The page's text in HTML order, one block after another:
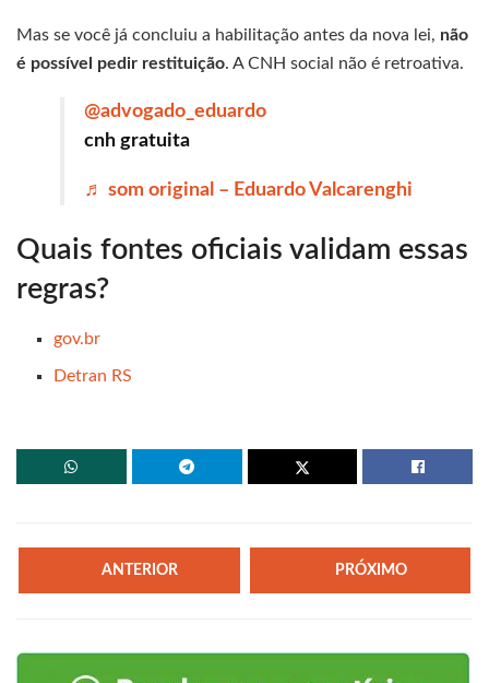
Mas se você já concluiu a habilitação antes da nova lei, não
é possível pedir restituição. A CNH social não é retroativa.
@advogado_eduardo
cnh gratuita
♬ som original – Eduardo Valcarenghi
Quais fontes oficiais validam essas
regras?
gov.br
Detran RS
ANTERIOR PRÓXIMO